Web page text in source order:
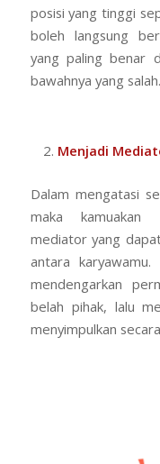
posisi yang tinggi
boleh langsung
yang paling benar
bawahnya yang salah.
Menjadi
Dalam mengatasi
maka kamuakan
mediator yang
antara
mendengarkan
belah pihak, lalu
menyimpulkan